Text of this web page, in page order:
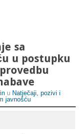
sa
u postupku
u Natječaji, pozivi i
javnošću